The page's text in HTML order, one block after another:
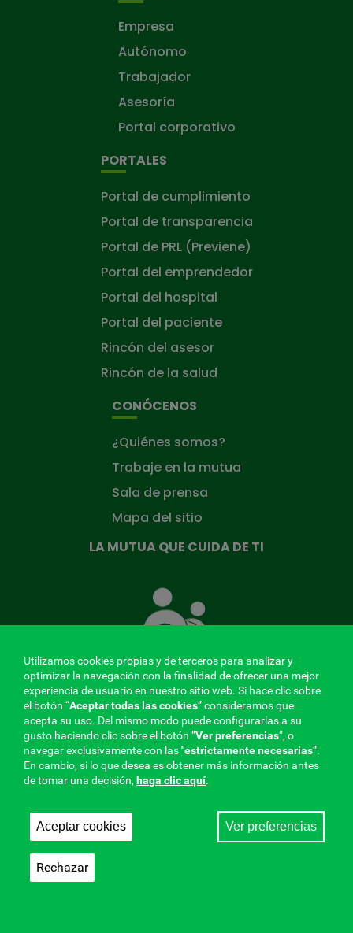
Empresa
Autónomo
Trabajador
Asesoría
Portal corporativo
PORTALES
Portal de cumplimiento
Portal de transparencia
Portal de PRL (Previene)
Portal del emprendedor
Portal del hospital
Portal del paciente
Rincón del asesor
Rincón de la salud
CONÓCENOS
¿Quiénes somos?
Trabaje en la mutua
Sala de prensa
Mapa del sitio
LA MUTUA QUE CUIDA DE TI
Mutua
que
ti
MENÚ
REDES
SOCIALES
V20
Aviso legal|Privacidad
Mutua Colaboradora con la Seguridad Social, 275.
Utilizamos cookies propias y de terceros para analizar y
optimizar la navegación con la finalidad de ofrecer una mejor
experiencia de usuario en nuestro sitio web. Si hace clic sobre
el botón “Aceptar todas las cookies” consideramos que
acepta su uso. Del mismo modo puede configurarlas a su
gusto haciendo clic sobre el botón ”Ver preferencias”, o
navegar exclusivamente con las"estrictamentenecesarias”.
En cambio, si lo que desea es obtener más información antes
de tomar una decisión, haga clic aquí.
Aceptar cookies Ver preferencias
Rechazar